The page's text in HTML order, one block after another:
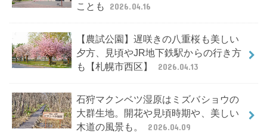
ことも
2026.04.16
【農試公園】遅咲きの八重桜も美しい
夕方、見頃やJR地下鉄駅からの行き方
も【札幌市西区】
2026.04.13
石狩マクンベツ湿原はミズバショウの
大群生地。開花や見頃時期や、美しい
木道の風景も。
2026.04.09